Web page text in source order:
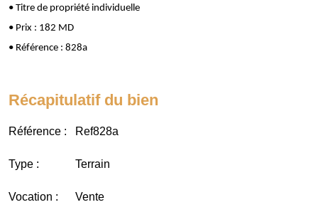
• Titre de propriété individuelle
• Prix : 182 MD
• Référence : 828a
Récapitulatif du bien
Référence :
Type :
Vocation :
Ref828a
Terrain
Vente